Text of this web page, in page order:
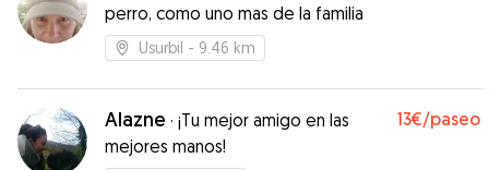
perro, como uno mas de la familia
Usurbil - 9.46 km
Alazne · ¡Tu mejor amigo en las
mejores manos!
13€/paseo